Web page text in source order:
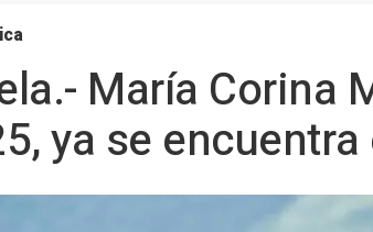
María Corina
ya se